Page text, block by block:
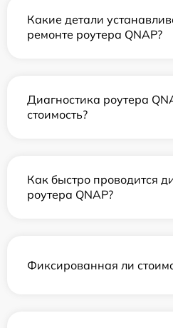
Какие детали
ремонте роутера QNAP?
Диагностика роутера
стоимость?
Как быстро проводится
роутера QNAP?
Фиксированная ли